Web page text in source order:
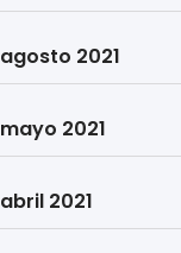
agosto 2021
mayo 2021
abril 2021